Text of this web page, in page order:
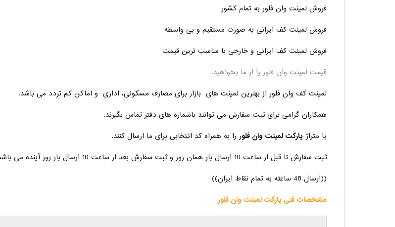
فروش لمینت وان فلور به تمام کشور
فروش لمینت کف ایرانی به صورت مستقیم و بی واسطه
فروش لمینت کف ایرانی و خارجی با مناسب ترین قیمت
قیمت لمینت وان فلور را از ما بخواهید.
لمینت کف وان فلور از بهترین لمینت های بازار برای مصارف مسکونی، اداری و اماکن کم تردد می باشد.
همکاران گرامی برای ثبت سفارش می توانند باشماره های دفتر تماس بگیرند.
یا متراژ پارکت لمینت وان فلور را به همراه کد انتخابی برای ما ارسال کنند.
ثبت سفارش تا قبل از ساعت 10 ارسال بار همان روز و ثبت سفارش بعد از ساعت 10 ارسال بار روز آینده می باشد.
((ارسال 48 ساعته به تمام نقاط ایران))
مشخصات فنی پارکت لمینت وان فلور